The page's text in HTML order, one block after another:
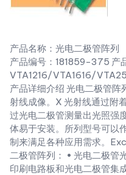
产品名称：光电二极管阵列
产品编号：181859-375 产
VTA1216/VTA1616/
产品详细介绍 光电二极管
射线成像。X 光射线通过附
过光电二极管测量出光照强
体易于安装。所列型号可以
制来满足各种应用需求。
二极管阵列： • 光电二极管
印刷电路板和光电二极管集